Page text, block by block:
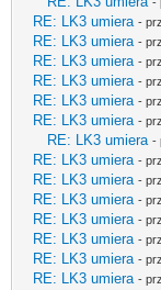
RE: LK3 umiera -
RE: LK3 umiera -
RE: LK3 umiera -
RE: LK3 umiera -
RE: LK3 umiera -
RE: LK3 umiera -
RE: LK3 umiera -
RE: LK3 umiera -
RE: LK3 umiera -
RE: LK3 umiera -
RE: LK3 umiera -
RE: LK3 umiera -
RE: LK3 umiera -
RE: LK3 umiera -